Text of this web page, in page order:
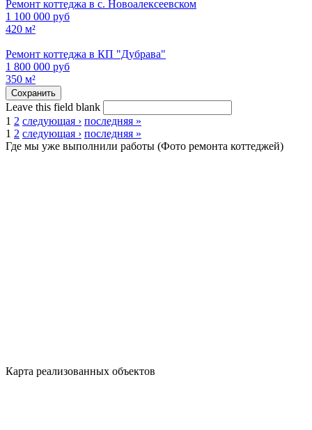
Ремонт коттеджа в с. Новоалексеевском
1 100 000 руб
420 м²
Ремонт коттеджа в КП "Дубрава"
1 800 000 руб
350 м²
Leave this field blank
Страницы
1 2 следующая › последняя »
Страницы
1 2 следующая › последняя »
Где мы уже выполнили работы (Фото ремонта коттеджей)
Карта реализованных объектов